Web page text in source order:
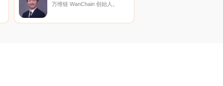
万维链 WanChain 创始人。